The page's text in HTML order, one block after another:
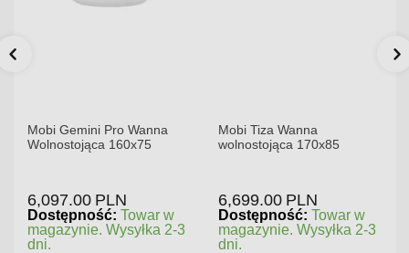
Mobi Gemini Pro Wanna
Wolnostojąca 160x75
6,097.00 PLN
Dostępność: Towar w
magazynie. Wysyłka 2-3
dni.
Mobi Tiza Wanna
wolnostojąca 170x85
6,699.00 PLN
Dostępność: Towar w
magazynie. Wysyłka 2-3
dni.